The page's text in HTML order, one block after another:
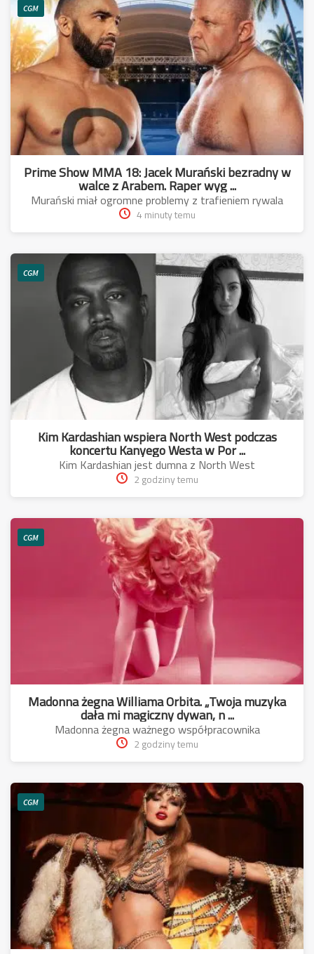
CGM
Prime Show MMA 18: Jacek Murański bezradny w
walce z Arabem. Raper wyg ...
Murański miał ogromne problemy z trafieniem rywala
4 minuty temu
CGM
Kim Kardashian wspiera North West podczas
koncertu Kanyego Westa w Por ...
Kim Kardashian jest dumna z North West
2 godziny temu
CGM
Madonna żegna Williama Orbita. „Twoja muzyka
dała mi magiczny dywan, n ...
Madonna żegna ważnego współpracownika
2 godziny temu
CGM